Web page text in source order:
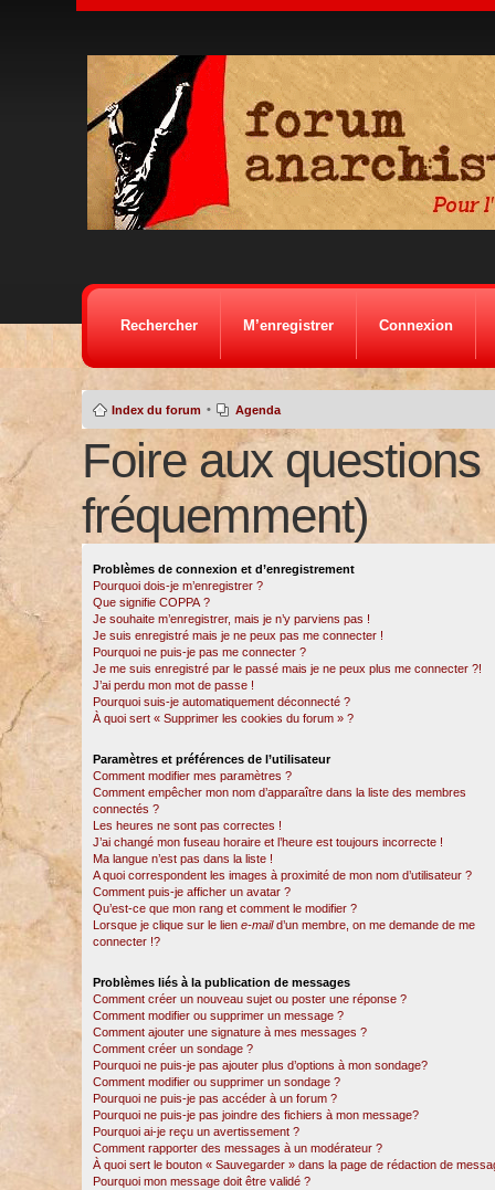
Rechercher M’enregistrer Connexion
Index du forum • Agenda
Foire aux
fréquemment)
Problèmes de connexion et d’enregistrement
Pourquoi dois-je m’enregistrer ?
Que signifie COPPA ?
Je souhaite m’enregistrer, mais je n’y parviens pas !
Je suis enregistré mais je ne peux pas me connecter !
Pourquoi ne puis-je pas me connecter ?
Je me suis enregistré par le passé mais je ne peux plus me connecter ?!
J’ai perdu mon mot de passe !
Pourquoi suis-je automatiquement déconnecté ?
À quoi sert « Supprimer les cookies du forum » ?
Paramètres et préférences de l’utilisateur
Comment modifier mes paramètres ?
Comment empêcher mon nom d’apparaître dans la liste des membres
connectés ?
Les heures ne sont pas correctes !
J’ai changé mon fuseau horaire et l’heure est toujours incorrecte !
Ma langue n’est pas dans la liste !
A quoi correspondent les images à proximité de mon nom d’utilisateur ?
Comment puis-je afficher un avatar ?
Qu’est-ce que mon rang et comment le modifier ?
Lorsque je clique sur le lien e-maild’un membre, on me demande de me
connecter !?
Problèmes liés à la publication de messages
Comment créer un nouveau sujet ou poster une réponse ?
Comment modifier ou supprimer un message ?
Comment ajouter une signature à mes messages ?
Comment créer un sondage ?
Pourquoi ne puis-je pas ajouter plus d’options à mon sondage?
Comment modifier ou supprimer un sondage ?
Pourquoi ne puis-je pas accéder à un forum ?
Pourquoi ne puis-je pas joindre des fichiers à mon message?
Pourquoi ai-je reçu un avertissement ?
Comment rapporter des messages à un modérateur ?
À quoi sert le bouton « Sauvegarder » dans la page de rédaction de
Pourquoi mon message doit être validé ?